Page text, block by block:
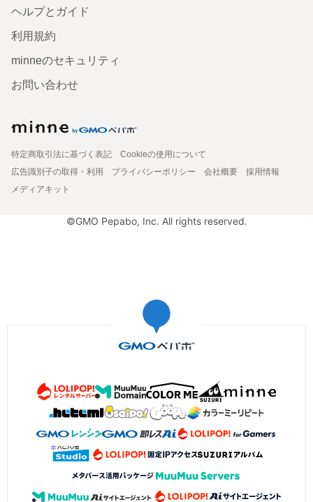
ヘルプとガイド
利用規約
minneのセキュリティ
お問い合わせ
特定商取引法に基づく表記
Cookieの使用について
広告識別子の取得・利用
プライバシーポリシー 会社概要
採用情報
メディアキット
©GMO Pepabo, Inc. All rights reserved.